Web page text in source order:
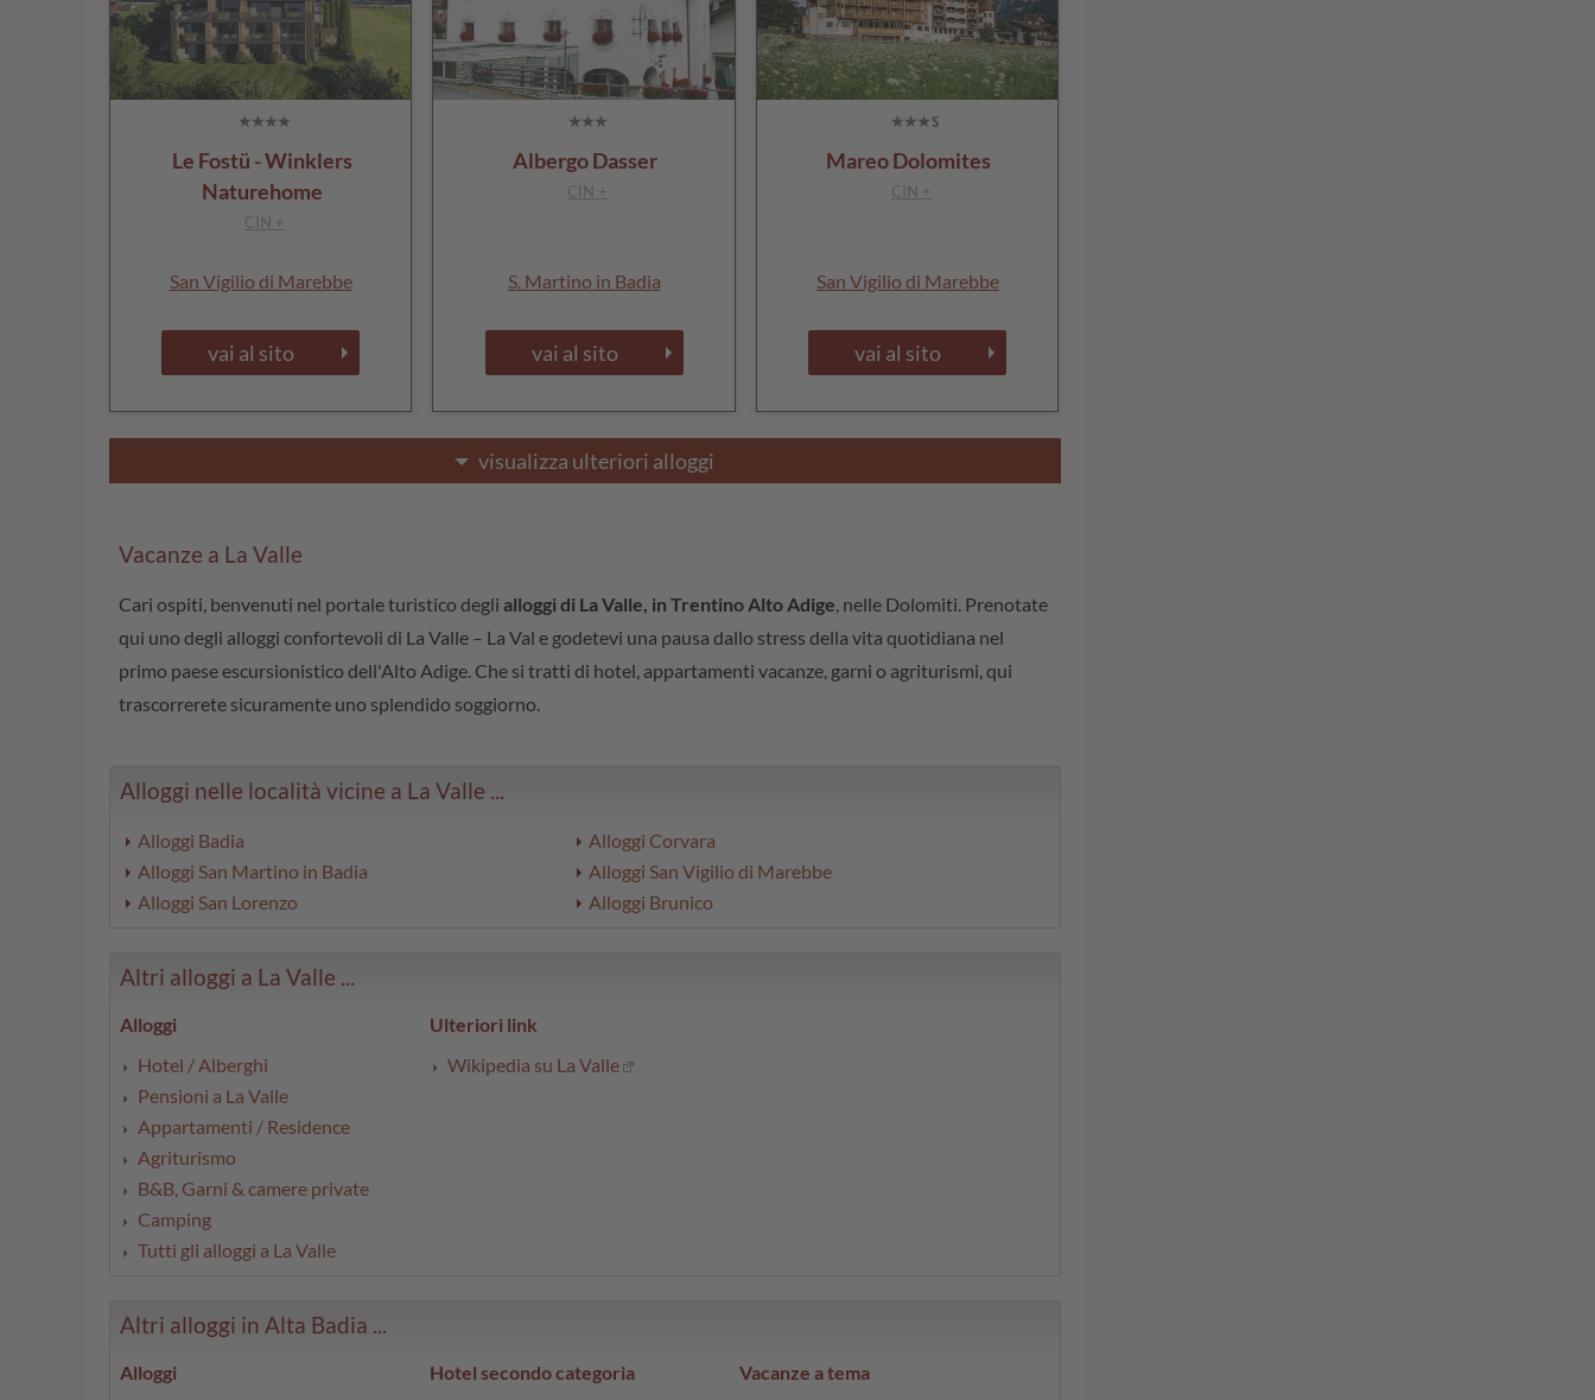
Le Fostü - Winklers
Naturehome
CIN +
San Vigilio di Marebbe
vai al sito
Albergo Dasser
CIN +
S. Martino in Badia
vai al sito
Mareo Dolomites
CIN +
San Vigilio di Marebbe
vai al sito
visualizza ulteriori alloggi
Vacanze a La Valle
Cari ospiti, benvenuti nel portale turistico degli alloggi di La Valle, in Trentino Alto Adige, nelle Dolomiti. Prenotate
qui uno degli alloggi confortevoli di La Valle – La Val e godetevi una pausa dallo stress della vita quotidiana nel
primo paese escursionistico dell'Alto Adige. Che si tratti di hotel, appartamenti vacanze, garni o agriturismi, qui
trascorrerete sicuramente uno splendido soggiorno.
Alloggi nelle località vicine a La Valle ...
Alloggi Badia
Alloggi Corvara
Alloggi San Martino in Badia
Alloggi San Vigilio di Marebbe
Alloggi San Lorenzo
Alloggi Brunico
Altri alloggi a La Valle ...
Alloggi
Hotel / Alberghi
Pensioni a La Valle
Appartamenti / Residence
Agriturismo
B&B, Garni & camere private
Camping
Tutti gli alloggi a La Valle
Ulteriori link
Wikipedia su La Valle
Altri alloggi in Alta Badia ...
Alloggi Hotel secondo categoria Vacanze a tema